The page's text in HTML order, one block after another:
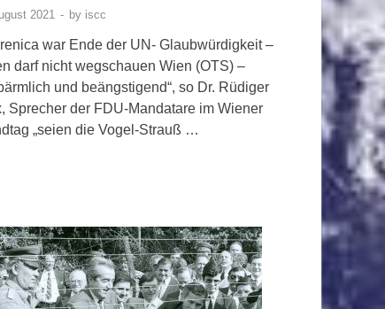
2021 - by iscc
war Ende der UN- Glaubwürdigkeit –
darf nicht wegschauen Wien (OTS) –
und beängstigend“, so Dr. Rüdiger
Sprecher der FDU-Mandatare im Wiener
„seien die Vogel-Strauß …